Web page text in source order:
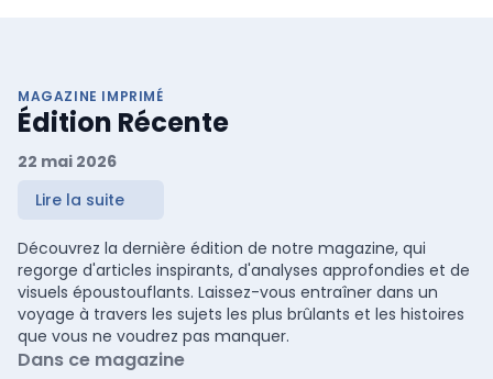
MAGAZINE IMPRIMÉ
Édition Récente
22 mai 2026
Lire la suite
Découvrez la dernière édition de notre magazine, qui
regorge d'articles inspirants, d'analyses approfondies et de
visuels époustouflants. Laissez-vous entraîner dans un
voyage à travers les sujets les plus brûlants et les histoires
que vous ne voudrez pas manquer.
Dans ce magazine